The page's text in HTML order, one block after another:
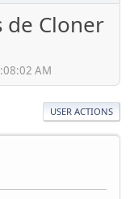
de Cloner
AM
USER ACTIONS